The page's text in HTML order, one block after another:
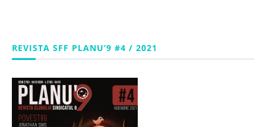
REVISTA SFF PLANU’9 #4 / 2021